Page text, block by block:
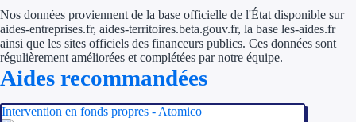
Aides Région
Aides Région
Nos données proviennent de la base officielle de l'État disponible sur
aides-entreprises.fr, aides-territoires.beta.gouv.fr, la base les-aides.fr
ainsi que les sites officiels des financeurs publics. Ces données sont
régulièrement améliorées et complétées par notre équipe.
Aides recommandées
Intervention en fonds propres - Atomico